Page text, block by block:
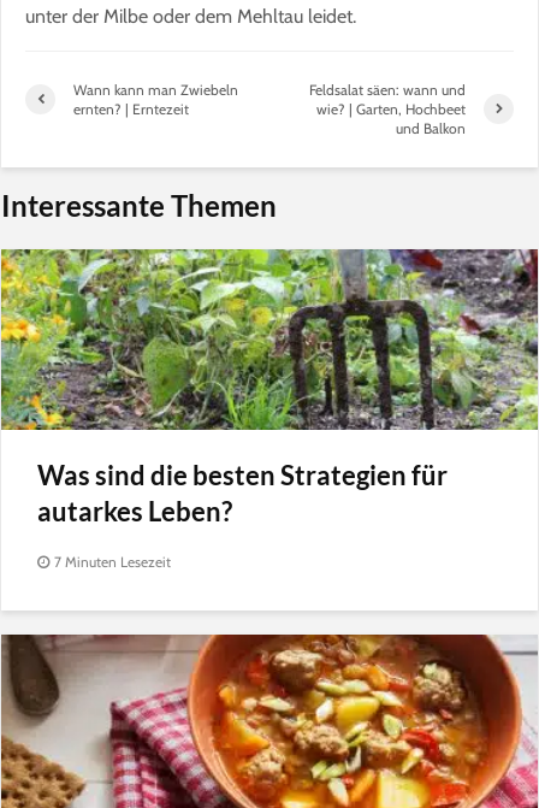
unter der Milbe oder dem Mehltau leidet.
Wann kann man Zwiebeln
ernten? | Erntezeit
Feldsalat säen: wann und
wie? | Garten, Hochbeet
und Balkon
Interessante Themen
Was sind die besten Strategien für
autarkes Leben?
7 Minuten Lesezeit